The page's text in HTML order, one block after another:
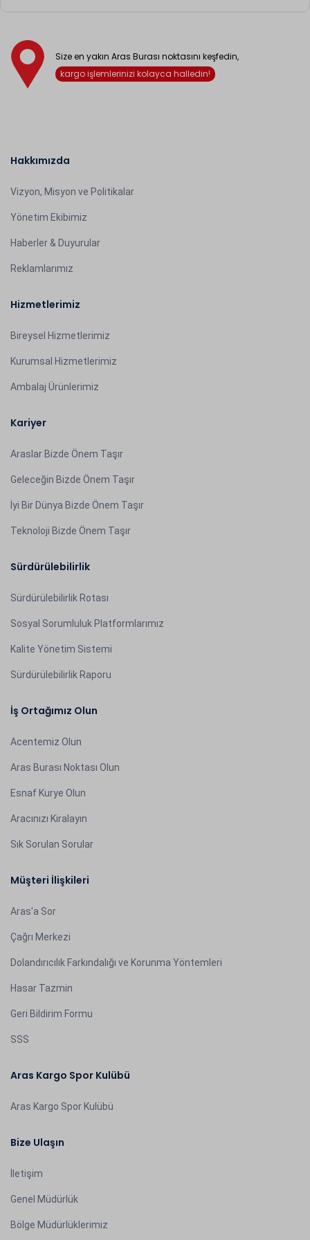
Size en yakın Aras Burası noktasını keşfedin,
kargo işlemlerinizi kolayca halledin!
Hakkımızda
Vizyon, Misyon ve Politikalar
Yönetim Ekibimiz
Haberler & Duyurular
Reklamlarımız
Hizmetlerimiz
Bireysel Hizmetlerimiz
Kurumsal Hizmetlerimiz
Ambalaj Ürünlerimiz
Kariyer
Araslar Bizde Önem Taşır
Geleceğin Bizde Önem Taşır
İyi Bir Dünya Bizde Önem Taşır
Teknoloji Bizde Önem Taşır
Sürdürülebilirlik
Sürdürülebilirlik Rotası
Sosyal Sorumluluk Platformlarımız
Kalite Yönetim Sistemi
Sürdürülebilirlik Raporu
İş Ortağımız Olun
Acentemiz Olun
Aras Burası Noktası Olun
Esnaf Kurye Olun
Aracınızı Kiralayın
Sık Sorulan Sorular
Müşteri İlişkileri
Aras'a Sor
Çağrı Merkezi
Dolandırıcılık Farkındalığı ve Korunma Yöntemleri
Hasar Tazmin
Geri Bildirim Formu
SSS
Aras Kargo Spor Kulübü
Aras Kargo Spor Kulübü
Bize Ulaşın
İletişim
Genel Müdürlük
Bölge Müdürlüklerimiz